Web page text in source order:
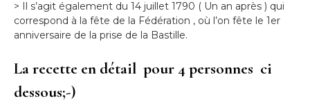
> Il s’agit également du 14 juillet 1790 ( Un an après ) qui
correspond à la fête de la Fédération , où l’on fête le 1er
anniversaire de la prise de la Bastille.
La recette en détail pour 4 personnes ci
dessous;-)